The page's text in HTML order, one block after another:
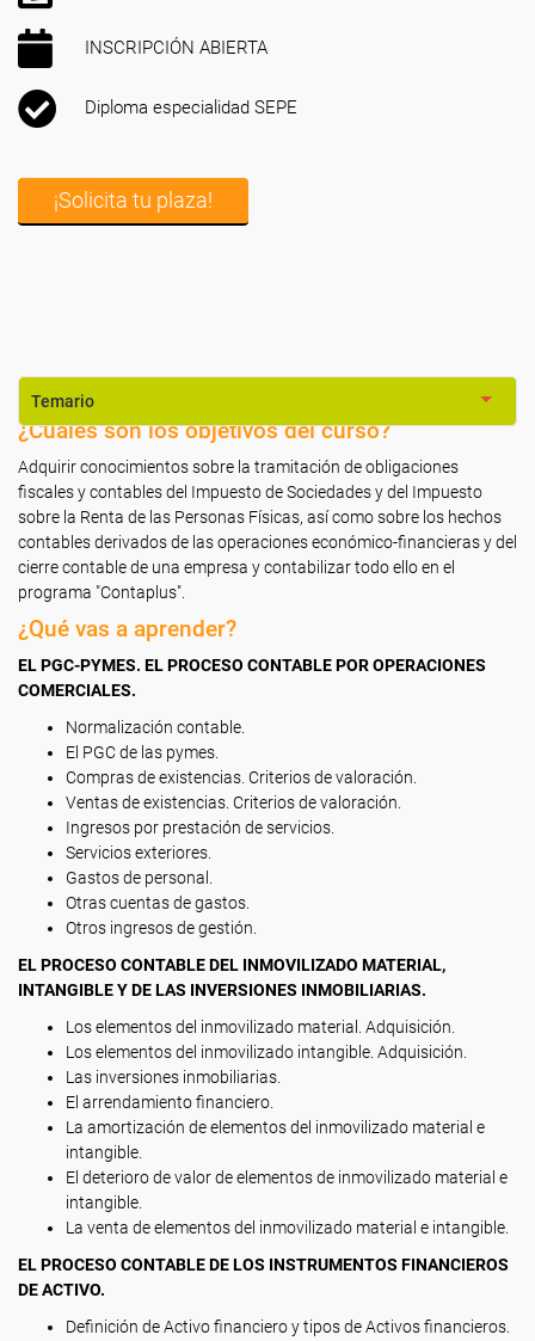
INSCRIPCIÓN ABIERTA
Diploma especialidad SEPE
¡Solicita tu plaza!
Temario
¿Cuáles son los objetivos del curso?
Adquirir conocimientos sobre la tramitación de obligaciones
fiscales y contables del Impuesto de Sociedades y del Impuesto
sobre la Renta de las Personas Físicas, así como sobre los hechos
contables derivados de las operaciones económico-financieras y del
cierre contable de una empresa y contabilizar todo ello en el
programa "Contaplus".
¿Qué vas a aprender?
EL PGC-PYMES. EL PROCESO CONTABLE POR OPERACIONES
COMERCIALES.
Normalización contable.
El PGC de las pymes.
Compras de existencias. Criterios de valoración.
Ventas de existencias. Criterios de valoración.
Ingresos por prestación de servicios.
Servicios exteriores.
Gastos de personal.
Otras cuentas de gastos.
Otros ingresos de gestión.
EL PROCESO CONTABLE DEL INMOVILIZADO MATERIAL,
INTANGIBLE Y DE LAS INVERSIONES INMOBILIARIAS.
Los elementos del inmovilizado material. Adquisición.
Los elementos del inmovilizado intangible. Adquisición.
Las inversiones inmobiliarias.
El arrendamiento financiero.
La amortización de elementos del inmovilizado material e
intangible.
El deterioro de valor de elementos de inmovilizado material e
intangible.
La venta de elementos del inmovilizado material e intangible.
EL PROCESO CONTABLE DE LOS INSTRUMENTOS FINANCIEROS
DE ACTIVO.
Definición de Activo financiero y tipos de Activos financieros.